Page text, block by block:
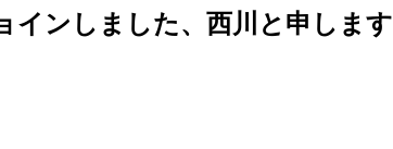
インしました、西川と申しま